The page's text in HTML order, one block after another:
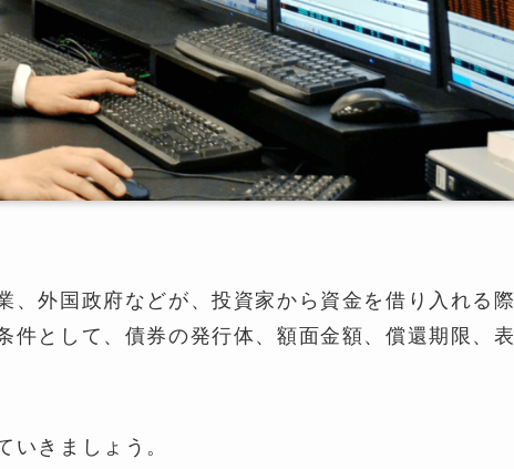
、外国政府などが、投資家から資金を借り入れる際
件として、債券の発行体、額面金額、償還期限、表
きましょう。